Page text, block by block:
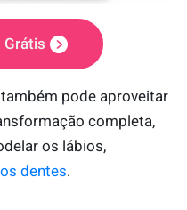
Grátis
pode aproveitar
completa,
os lábios,
dentes.